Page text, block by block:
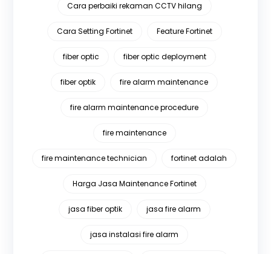
Cara perbaiki rekaman CCTV hilang
Cara Setting Fortinet Feature Fortinet
fiber optic fiber optic deployment
fiber optik fire alarm maintenance
fire alarm maintenance procedure
fire maintenance
fire maintenance technician fortinet adalah
Harga Jasa Maintenance Fortinet
jasa fiber optik jasa fire alarm
jasa instalasi fire alarm